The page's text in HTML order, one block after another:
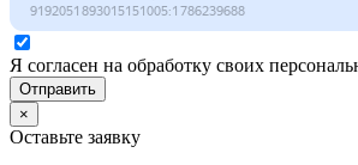
Я согласен на обработку своих
Отправить
×
Оставьте заявку